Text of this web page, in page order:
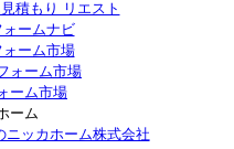
ニッカホーム株式会社